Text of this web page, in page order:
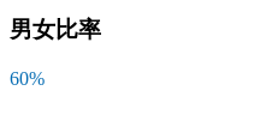
男女比率
60%